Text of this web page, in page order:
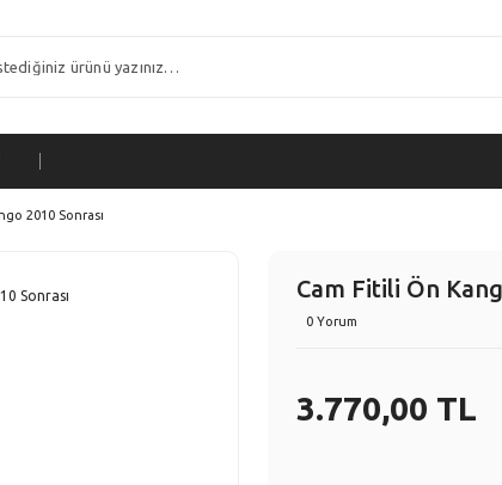
2010 Sonrası
Cam Fitili Ön
0 Yorum
3.770,00 TL